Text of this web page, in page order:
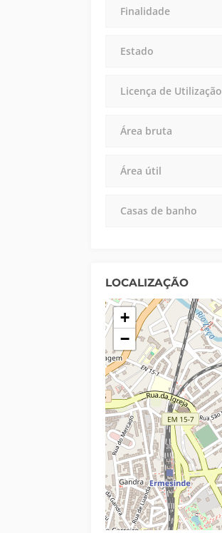
Finalidade
Estado
Licença de Utilização
Área bruta
Área útil
Casas de banho
LOCALIZAÇÃO
+
−